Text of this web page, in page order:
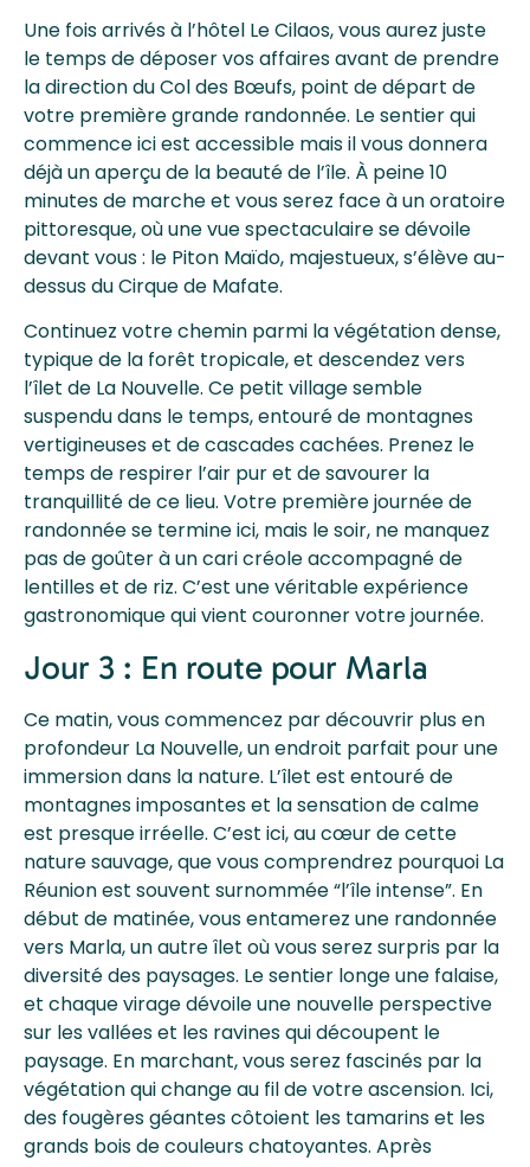
Une fois arrivés à l’hôtel Le Cilaos, vous aurez juste
le temps de déposer vos affaires avant de prendre
la direction du Col des Bœufs, point de départ de
votre première grande randonnée. Le sentier qui
commence ici est accessible mais il vous donnera
déjà un aperçu de la beauté de l’île. À peine 10
minutes de marche et vous serez face à un oratoire
pittoresque, où une vue spectaculaire se dévoile
devant vous : le Piton Maïdo, majestueux, s’élève au-
dessus du Cirque de Mafate.
Continuez votre chemin parmi la végétation dense,
typique de la forêt tropicale, et descendez vers
l’îlet de La Nouvelle. Ce petit village semble
suspendu dans le temps, entouré de montagnes
vertigineuses et de cascades cachées. Prenez le
temps de respirer l’air pur et de savourer la
tranquillité de ce lieu. Votre première journée de
randonnée se termine ici, mais le soir, ne manquez
pas de goûter à un cari créole accompagné de
lentilles et de riz. C’est une véritable expérience
gastronomique qui vient couronner votre journée.
Jour 3 : En route pour Marla
Ce matin, vous commencez par découvrir plus en
profondeur La Nouvelle, un endroit parfait pour une
immersion dans la nature. L’îlet est entouré de
montagnes imposantes et la sensation de calme
est presque irréelle. C’est ici, au cœur de cette
nature sauvage, que vous comprendrez pourquoi La
Réunion est souvent surnommée “l’île intense”. En
début de matinée, vous entamerez une randonnée
vers Marla, un autre îlet où vous serez surpris par la
diversité des paysages. Le sentier longe une falaise,
et chaque virage dévoile une nouvelle perspective
sur les vallées et les ravines qui découpent le
paysage. En marchant, vous serez fascinés par la
végétation qui change au fil de votre ascension. Ici,
des fougères géantes côtoient les tamarins et les
grands bois de couleurs chatoyantes. Après